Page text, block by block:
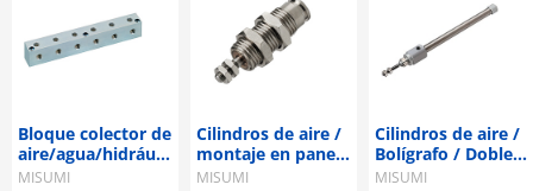
Bloque colector de
aire/agua/hidráulico
-Tipo orificio en T-
MISUMI
Cilindros de aire /
montaje en panel
/ simple efecto
MISUMI
Cilindros de aire /
Bolígrafo / Doble
efecto
MISUMI